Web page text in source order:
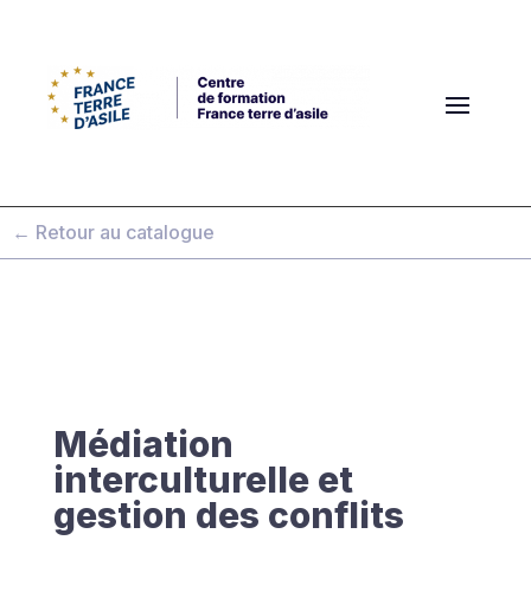
← Retour au catalogue
Médiation
interculturelle et
gestion des conflits